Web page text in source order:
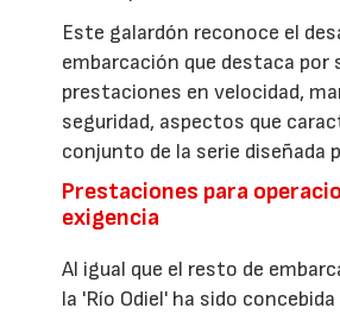
Este galardón reconoce el
embarcación que destaca por
prestaciones en velocidad,
seguridad, aspectos que
conjunto de la serie diseñada
Prestaciones para
exigencia
Al igual que el resto de
la 'Río Odiel' ha sido